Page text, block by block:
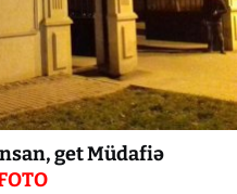
get Müdafiə